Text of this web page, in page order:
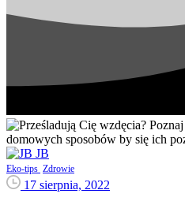
JB
Eko-tips Zdrowie
17 sierpnia, 2022